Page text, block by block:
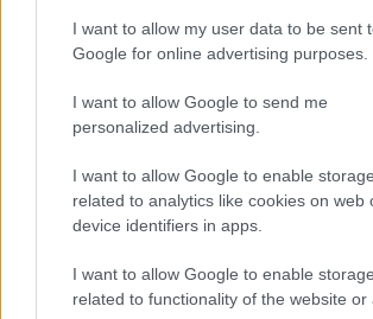
I want to allow my user data to be sent
Google for online advertising purposes.
I want to allow Google to send me
personalized advertising.
I want to allow Google to enable storage
related to analytics like cookies on web
device identifiers in apps.
I want to allow Google to enable storage
related to functionality of the website or
Petrolio in calo: Brent a 91,82$, ribassi a
Andrea Innocenti · 5 Ago 2026